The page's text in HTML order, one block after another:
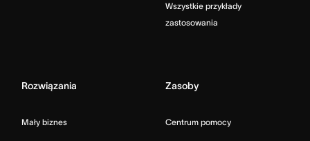
Wszystkie przykłady
zastosowania
Rozwiązania
Mały biznes
Zasoby
Centrum pomocy